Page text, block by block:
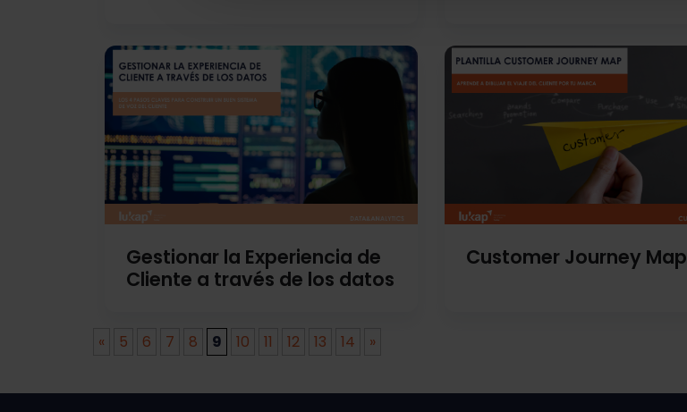
Gestionar la Experiencia de
Cliente a través de los datos
Customer Journey Map
« 5 6 7 8 9 10 11 12 13 14 »